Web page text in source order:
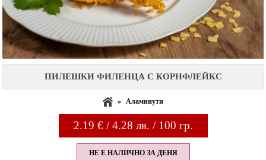
ПИЛЕШКИ ФИЛЕНЦА С КОРНФЛЕЙКС
» Аламинути
2.19 € / 4.28 лв. / 100 гр.
НЕ Е НАЛИЧНО ЗА ДЕНЯ